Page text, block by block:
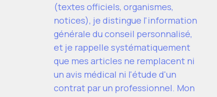
(textes officiels, organismes,
notices), je distingue l'information
générale du conseil personnalisé,
et je rappelle systématiquement
que mes articles ne remplacent ni
un avis médical ni l'étude d'un
contrat par un professionnel. Mon